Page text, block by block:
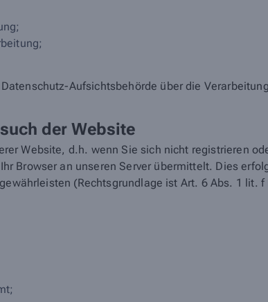
Aufsichtsbehörde über die
der Website
Website, d.h. wenn Sie sich nicht registrieren
Browser an unseren Server übermittelt. Dies
(Rechtsgrundlage ist Art. 6 Abs. 1 lit.